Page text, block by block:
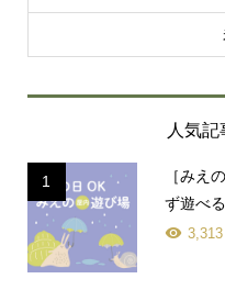
人気
1
［みえ
ず遊べ